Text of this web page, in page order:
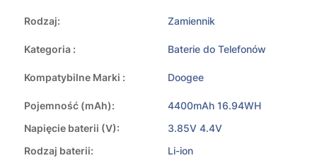
Rodzaj: Zamiennik
Kategoria : Baterie do Telefonów
Kompatybilne Marki : Doogee
Pojemność (mAh):
4400mAh 16.94WH
Napięcie baterii (V):
3.85V 4.4V
Rodzaj baterii:
Li-ion